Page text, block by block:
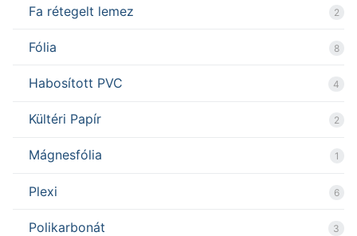
Fa rétegelt lemez 2
Fólia 8
Habosított PVC 4
Kültéri Papír 2
Mágnesfólia 1
Plexi 6
Polikarbonát 3